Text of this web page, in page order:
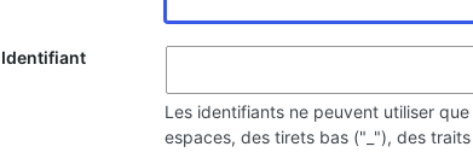
Identifiant
Les identifiants ne peuvent utiliser
espaces, des tirets bas ("_"), des